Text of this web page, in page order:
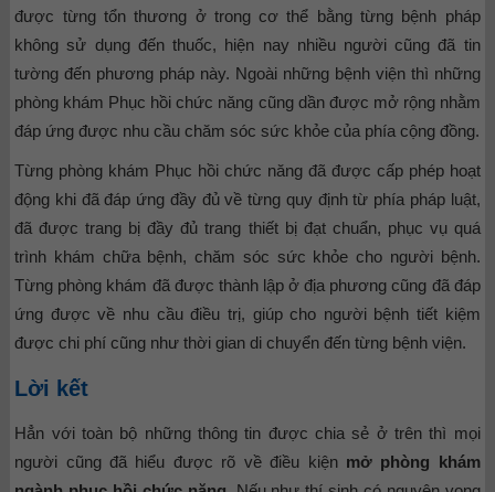
được từng tổn thương ở trong cơ thể bằng từng bệnh pháp
không sử dụng đến thuốc, hiện nay nhiều người cũng đã tin
tường đến phương pháp này. Ngoài những bệnh viện thì những
phòng khám Phục hồi chức năng cũng dần được mở rộng nhằm
đáp ứng được nhu cầu chăm sóc sức khỏe của phía cộng đồng.
Từng phòng khám Phục hồi chức năng đã được cấp phép hoạt
động khi đã đáp ứng đầy đủ về từng quy định từ phía pháp luật,
đã được trang bị đầy đủ trang thiết bị đạt chuẩn, phục vụ quá
trình khám chữa bệnh, chăm sóc sức khỏe cho người bệnh.
Từng phòng khám đã được thành lập ở địa phương cũng đã đáp
ứng được về nhu cầu điều trị, giúp cho người bệnh tiết kiệm
được chi phí cũng như thời gian di chuyển đến từng bệnh viện.
Lời kết
Hẳn với toàn bộ những thông tin được chia sẻ ở trên thì mọi
người cũng đã hiểu được rõ về điều kiện mở phòng khám